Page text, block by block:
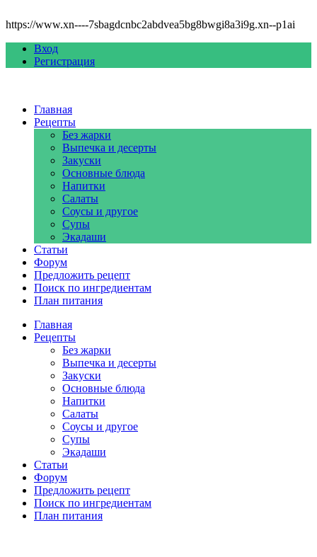
https://www.xn----7sbagdcnbc2abdvea5bg8bwgi8a3i9g.xn--p1ai
Вход
Регистрация
Главная
Рецепты
Без жарки
Выпечка и десерты
Закуски
Основные блюда
Напитки
Салаты
Соусы и другое
Супы
Экадаши
Статьи
Форум
Предложить рецепт
Поиск по ингредиентам
План питания
Главная
Рецепты
Без жарки
Выпечка и десерты
Закуски
Основные блюда
Напитки
Салаты
Соусы и другое
Супы
Экадаши
Статьи
Форум
Предложить рецепт
Поиск по ингредиентам
План питания